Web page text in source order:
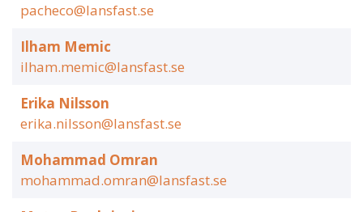
pacheco@lansfast.se
Ilham Memic
ilham.memic@lansfast.se
Erika Nilsson
erika.nilsson@lansfast.se
Mohammad Omran
mohammad.omran@lansfast.se